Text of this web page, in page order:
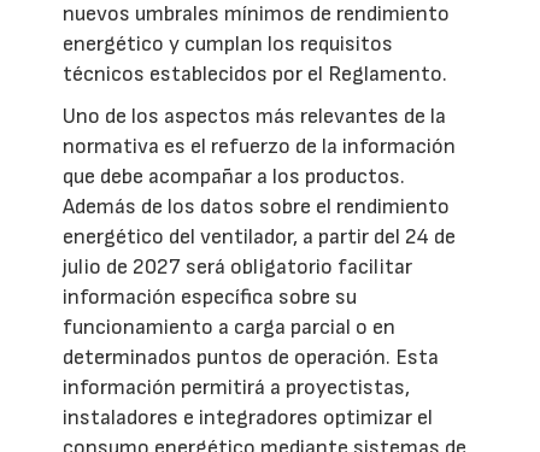
nuevos umbrales mínimos de rendimiento
energético y cumplan los requisitos
técnicos establecidos por el Reglamento.
Uno de los aspectos más relevantes de la
normativa es el refuerzo de la información
que debe acompañar a los productos.
Además de los datos sobre el rendimiento
energético del ventilador, a partir del 24 de
julio de 2027 será obligatorio facilitar
información específica sobre su
funcionamiento a carga parcial o en
determinados puntos de operación. Esta
información permitirá a proyectistas,
instaladores e integradores optimizar el